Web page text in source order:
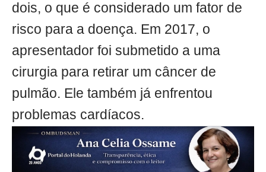
dois, o que é considerado um fator de
risco para a doença. Em 2017, o
apresentador foi submetido a uma
cirurgia para retirar um câncer de
pulmão. Ele também já enfrentou
problemas cardíacos.